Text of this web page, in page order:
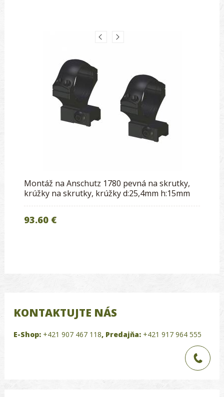
Montáž na Anschutz 1780 pevná na skrutky,
krúžky na skrutky, krúžky d:25,4mm h:15mm
93.60 €
KONTAKTUJTE NÁS
E-Shop: +421 907 467 118, Predajňa: +421 917 964 555